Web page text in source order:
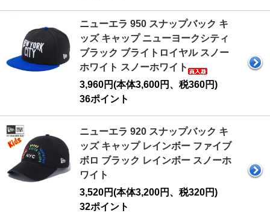
ニューエラ 950 スナップバック キ
ッズ キャップ ニューヨークシティ
ブラック ブライトロイヤル スノー
ホワイト スノーホワイト
3,960円(本体3,600円、税360円)
36ポイント
ニューエラ 920 スナップバック キ
ッズ キャップ レインボー ファイブ
ボロ ブラック レインボー スノーホ
ワイト
3,520円(本体3,200円、税320円)
32ポイント